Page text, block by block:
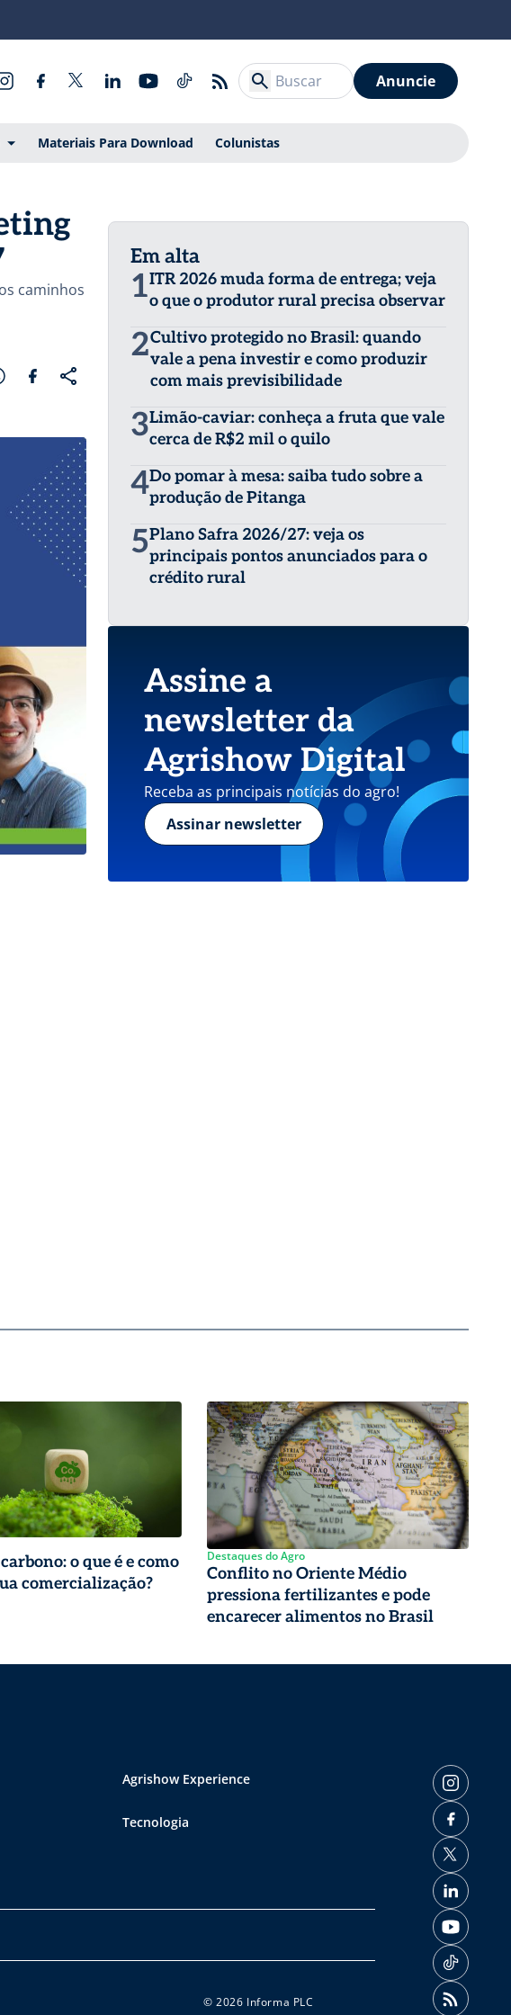
Anuncie
Materiais Para Download Colunistas
caminhos
Em alta
1ITR 2026 muda forma de entrega; veja
o que o produtor rural precisa observar
2Cultivo protegido no Brasil: quando
vale a pena investir e como produzir
com mais previsibilidade
3Limão-caviar: conheça a fruta que vale
cerca de R$2 mil o quilo
4Do pomar à mesa: saiba tudo sobre a
produção de Pitanga
5Plano Safra 2026/27: veja os
principais pontos anunciados para o
crédito rural
Assine a
newsletter da
Agrishow Digital
Receba as principais notícias do agro!
Assinar newsletter
o que é e como
comercialização?
Destaques do Agro
Conflito no Oriente Médio
pressiona fertilizantes e pode
encarecer alimentos no Brasil
Agrishow Experience
Tecnologia
© 2026 Informa PLC